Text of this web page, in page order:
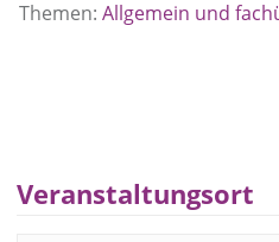
Themen: Allgemein und
Veranstaltungsort